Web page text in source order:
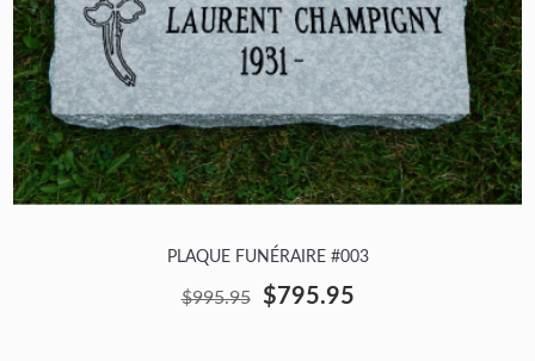
PLAQUE FUNÉRAIRE #003
$995.95 $795.95